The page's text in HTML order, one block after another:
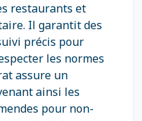
restaurants et
Il garantit des
précis pour
les normes
assure un
ainsi les
pour non-